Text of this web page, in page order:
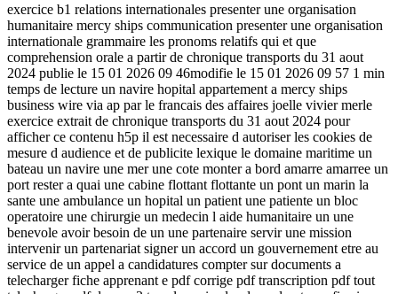
exercice b1 relations internationales presenter une organisation
humanitaire mercy ships communication presenter une organisation
internationale grammaire les pronoms relatifs qui et que
comprehension orale a partir de chronique transports du 31 aout
2024 publie le 15 01 2026 09 46modifie le 15 01 2026 09 57 1 min
temps de lecture un navire hopital appartement a mercy ships
business wire via ap par le francais des affaires joelle vivier merle
exercice extrait de chronique transports du 31 aout 2024 pour
afficher ce contenu h5p il est necessaire d autoriser les cookies de
mesure d audience et de publicite lexique le domaine maritime un
bateau un navire une mer une cote monter a bord amarre amarree un
port rester a quai une cabine flottant flottante un pont un marin la
sante une ambulance un hopital un patient une patiente un bloc
operatoire une chirurgie un medecin l aide humanitaire un une
benevole avoir besoin de un une partenaire servir une mission
intervenir un partenariat signer un accord un gouvernement etre au
service de un appel a candidatures compter sur documents a
telecharger fiche apprenant e pdf corrige pdf transcription pdf tout